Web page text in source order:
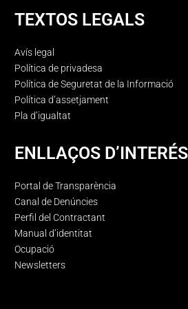
TEXTOS LEGALS
Avís legal
Política de privadesa
Política de Seguretat de la Informació
Política d’assetjament
Pla d’igualtat
ENLLAÇOS D’INTERÉS
Portal de Transparència
Canal de Denúncies
Perfil del Contractant
Manual d’identitat
Ocupació
Newsletters